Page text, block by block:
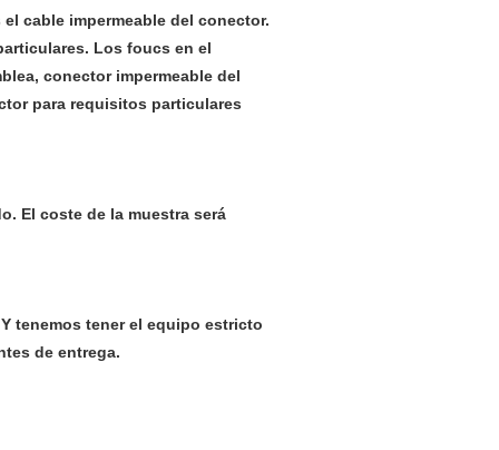
cable impermeable del conector.
Los foucs en el
conector impermeable del
para requisitos particulares
El coste de la muestra será
tenemos tener el equipo estricto
de entrega.